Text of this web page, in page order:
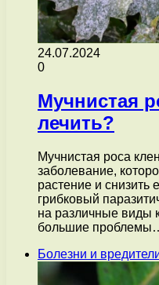
24.07.2024
0
Мучнистая
лечить?
Мучнистая роса
заболевание,
растение и снизить
грибковый
на различные виды
большие
Болезни и